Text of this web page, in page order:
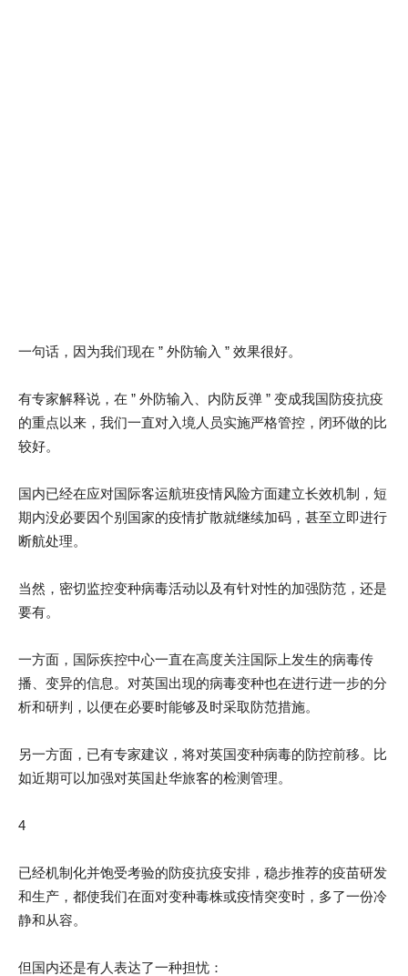
一句话，因为我们现在 ” 外防输入 ” 效果很好。
有专家解释说，在 ” 外防输入、内防反弹 ” 变成我国防疫抗疫
的重点以来，我们一直对入境人员实施严格管控，闭环做的比
较好。
国内已经在应对国际客运航班疫情风险方面建立长效机制，短
期内没必要因个别国家的疫情扩散就继续加码，甚至立即进行
断航处理。
当然，密切监控变种病毒活动以及有针对性的加强防范，还是
要有。
一方面，国际疾控中心一直在高度关注国际上发生的病毒传
播、变异的信息。对英国出现的病毒变种也在进行进一步的分
析和研判，以便在必要时能够及时采取防范措施。
另一方面，已有专家建议，将对英国变种病毒的防控前移。比
如近期可以加强对英国赴华旅客的检测管理。
4
已经机制化并饱受考验的防疫抗疫安排，稳步推荐的疫苗研发
和生产，都使我们在面对变种毒株或疫情突变时，多了一份冷
静和从容。
但国内还是有人表达了一种担忧：